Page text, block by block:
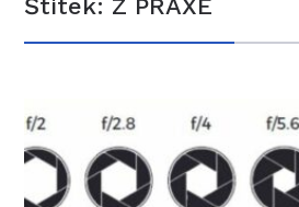
Štítek: Z PRAXE